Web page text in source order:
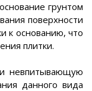
грунтом
поверхности
к основанию, что
плитки.
невпитывающую
данного вида